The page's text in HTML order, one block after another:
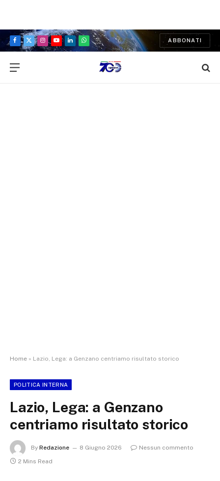
Facebook
X
Instagram
YouTubeLinkedInWhatsApp
ABBONATI
Home » Lazio, Lega: a Genzano centriamo risultato storico
POLITICA INTERNA
Lazio, Lega: a Genzano
centriamo risultato storico
By Redazione 8 Giugno 2026
Nessun commento
2 Mins Read